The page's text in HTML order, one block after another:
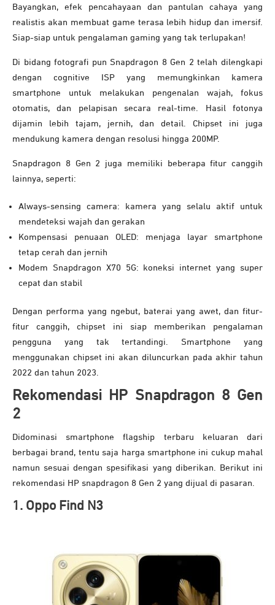
Bayangkan, efek pencahayaan dan pantulan cahaya yang
realistis akan membuat game terasa lebih hidup dan imersif.
Siap-siap untuk pengalaman gaming yang tak terlupakan!
Di bidang fotografi pun Snapdragon 8 Gen 2 telah dilengkapi
dengan cognitive ISP yang memungkinkan kamera
smartphone untuk melakukan pengenalan wajah, fokus
otomatis, dan pelapisan secara real-time. Hasil fotonya
dijamin lebih tajam, jernih, dan detail. Chipset ini juga
mendukung kamera dengan resolusi hingga 200MP.
Snapdragon 8 Gen 2 juga memiliki beberapa fitur canggih
lainnya, seperti:
Always-sensing camera: kamera yang selalu aktif untuk
mendeteksi wajah dan gerakan
Kompensasi penuaan OLED: menjaga layar smartphone
tetap cerah dan jernih
Modem Snapdragon X70 5G: koneksi internet yang super
cepat dan stabil
Dengan performa yang ngebut, baterai yang awet, dan fitur-
fitur canggih, chipset ini siap memberikan pengalaman
pengguna yang tak tertandingi. Smartphone yang
menggunakan chipset ini akan diluncurkan pada akhir tahun
2022 dan tahun 2023.
Rekomendasi HP Snapdragon 8 Gen
2
Didominasi smartphone flagship terbaru keluaran dari
berbagai brand, tentu saja harga smartphone ini cukup mahal
namun sesuai dengan spesifikasi yang diberikan. Berikut ini
rekomendasi HP snapdragon 8 Gen 2 yang dijual di pasaran.
1. Oppo Find N3